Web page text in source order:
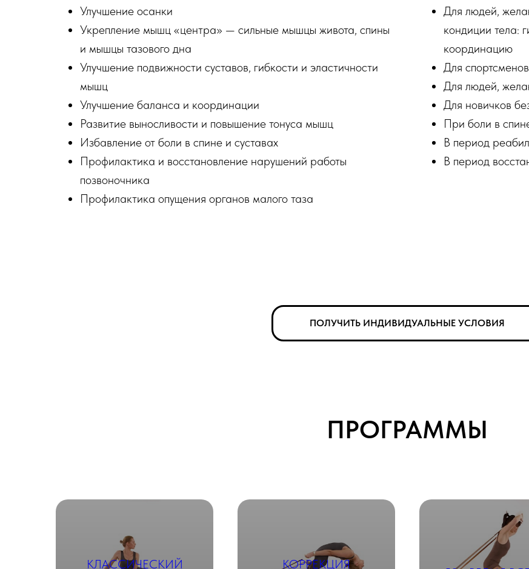
Улучшение осанки
Укрепление мышц «центра» — сильные мышцы живота, спины
и мышцы тазового дна
Улучшение подвижности суставов, гибкости и эластичности
мышц
Улучшение баланса и координации
Развитие выносливости и повышение тонуса мышц
Избавление от боли в спине и суставах
Профилактика и восстановление нарушений работы
позвоночника
Профилактика опущения органов малого таза
Для людей,
кондиции тела:
координацию
Для
Для людей,
Для новичков
При боли в
В период
В период
ПОЛУЧИТЬ ИНДИВИДУАЛЬНЫЕ УСЛОВИЯ
ПРОГРАММЫ
КЛАССИЧЕСКИЙ
КОРРЕКЦИЯ
подробнее